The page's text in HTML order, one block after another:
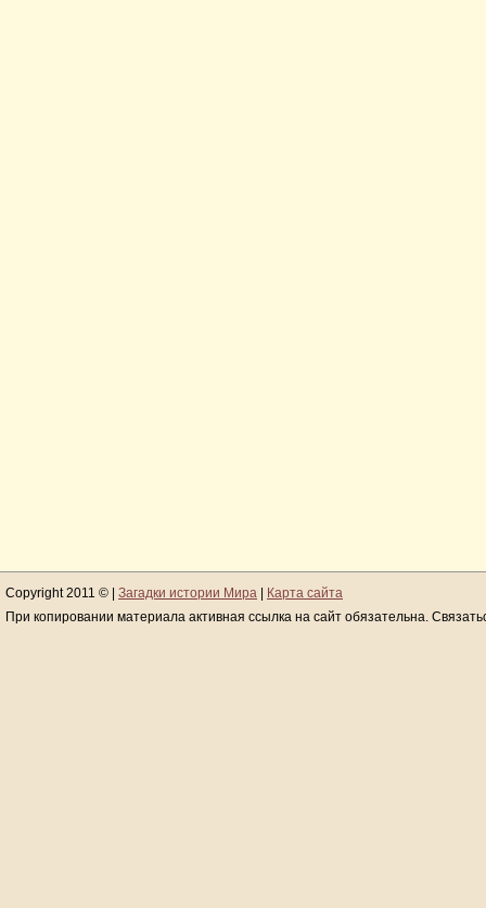
Copyright 2011 © | Загадки истории Мира
Карта сайта
При копировании материала активная ссылка на сайт обязательна.